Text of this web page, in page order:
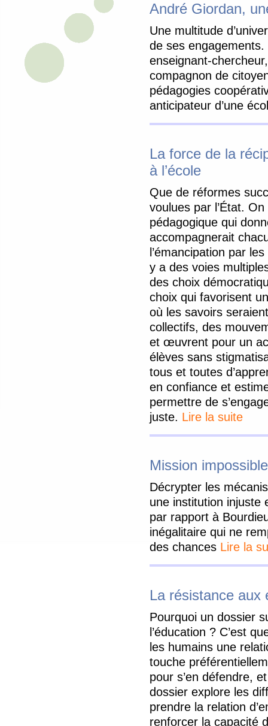
André Giordan,
Une multitude
de ses
enseignant-
compagnon de
pédagogies
anticipateur d’une
La force de la
à l’école
Que de réformes
voulues par l’État.
pédagogique qui
accompagnerait
l’émancipation par
y a des voies
des choix
choix qui favorisent
où les savoirs
collectifs, des
et œuvrent pour un
élèves sans
tous et toutes
en confiance et
permettre de
juste. Lire la suite
Mission
Décrypter les
une institution injuste
par rapport à
inégalitaire qui ne
des chances Lire la
La résistance aux
Pourquoi un dossier
l’éducation ? C’est
les humains une
touche
pour s’en défendre,
dossier explore les
prendre la relation
renforcer la capacité